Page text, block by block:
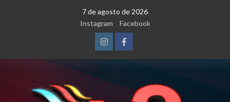
7 de agosto de 2026
Instagram
Facebook
InstagramFacebook